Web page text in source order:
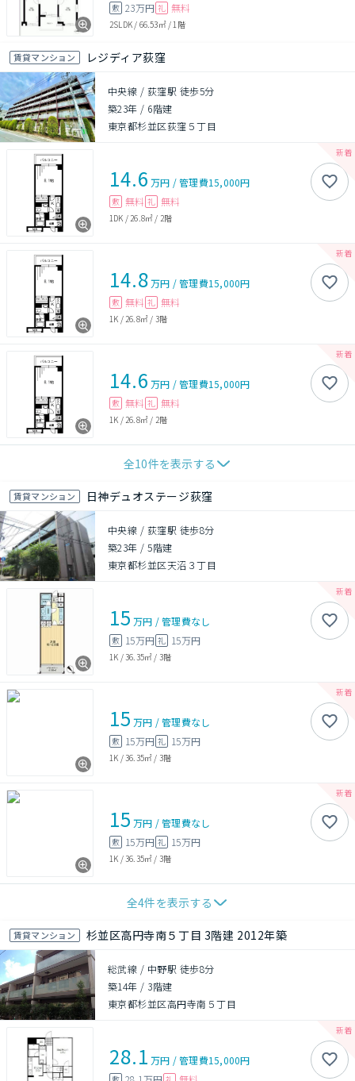
敷 23万円 礼 無料
2SLDK / 66.53㎡/1階
賃貸マンション レジディア荻窪
中央線 / 荻窪駅 徒歩5分
築23年 / 6階建
東京都杉並区荻窪５丁目
14.6 万円 /管理費15,000円
敷 無料 礼 無料
1DK / 26.8㎡ / 2階
14.8万円 /管理費15,000円
敷 無料 礼 無料
1K / 26.8㎡ / 3階
14.6 万円 /管理費15,000円
敷 無料 礼 無料
1K / 26.8㎡ / 2階
全10件を表示する
賃貸マンション 日神デュオステージ荻窪
中央線 / 荻窪駅 徒歩8分
築23年 /5階建
東京都杉並区天沼３丁目
15 万円 /管理費なし
敷 15万円 礼 15万円
1K /36.35㎡ / 3階
15 万円 /管理費なし
敷 15万円 礼 15万円
1K /36.35㎡ / 3階
15 万円 /管理費なし
敷 15万円 礼 15万円
1K /36.35㎡ / 3階
全4件を表示する
賃貸マンション 杉並区高円寺南５丁目 3階建 2012年築
総武線 / 中野駅 徒歩8分
築14年 / 3階建
東京都杉並区高円寺南５丁目
28.1 万円 /管理費15,000円
敷 礼